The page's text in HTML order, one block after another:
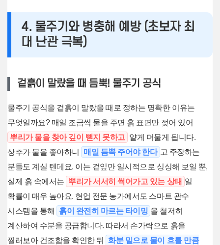
4. 물주기와 병충해 예방 (초보자 최
대 난관 극복)
겉흙이 말랐을 때 듬뿍! 물주기 공식
물주기 공식을 겉흙이 말랐을 때로 정하는 명확한 이유는
무엇일까요? 매일 조금씩 물을 주면 흙 표면만 젖어 있어
뿌리가 물을 찾아 깊이 뻗지 못하고
얕게 머물게 됩니다.
상추가 물을 좋아하니
매일 듬뿍 주어야 한다 고 주장하는
분들도 계실 텐데요. 이는 겉잎만 일시적으로 싱싱해 보일 뿐,
실제 흙 속에서는 뿌리가 서서히 썩어가고 있는 상태 일
확률이 매우 높아요. 현업 전문 농가에서도 스마트 관수
시스템을 통해
흙이 완전히 마르는 타이밍 을 철저히
계산하여 수분을 공급합니다. 따라서 손가락으로 흙을
찔러보아 건조함을 확인한 뒤
화분 밑으로 물이 흐를 만큼